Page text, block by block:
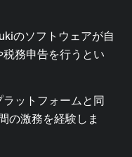
のソフトウェアが自
務申告を行うとい
ットフォームと同
の激務を経験しま